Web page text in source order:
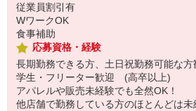
従業員割引有
WワークOK
食事補助
応募資格・経験
長期勤務できる方、土日祝勤務可能な方
学生・フリーター歓迎 (高卒以上)
アパレルや販売未経験でも全然OK！
他店舗で勤務している方のほとんどは